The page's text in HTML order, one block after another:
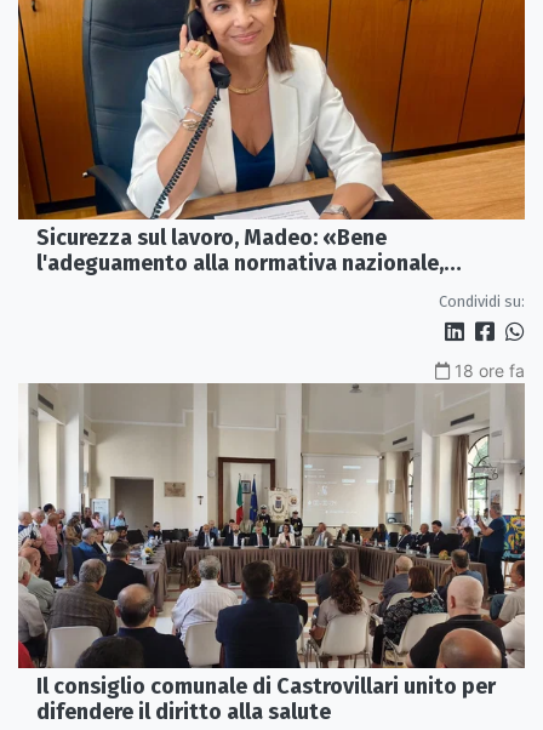
Sicurezza sul lavoro, Madeo: «Bene
l'adeguamento alla normativa nazionale,
Condividi su:
18 ore fa
Il consiglio comunale di Castrovillari unito per
difendere il diritto alla salute